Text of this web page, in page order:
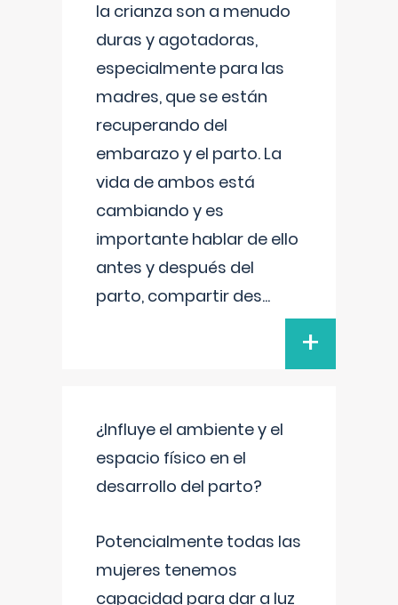
la crianza son a menudo
duras y agotadoras,
especialmente para las
madres, que se están
recuperando del
embarazo y el parto. La
vida de ambos está
cambiando y es
importante hablar de ello
antes y después del
parto, compartir des...
+
¿Influye el ambiente y el
espacio físico en el
desarrollo del parto?
Potencialmente todas las
mujeres tenemos
capacidad para dar a luz